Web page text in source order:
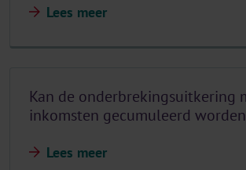
Lees meer
Kan de onderbrekingsuitkering
inkomsten gecumuleerd
Lees meer